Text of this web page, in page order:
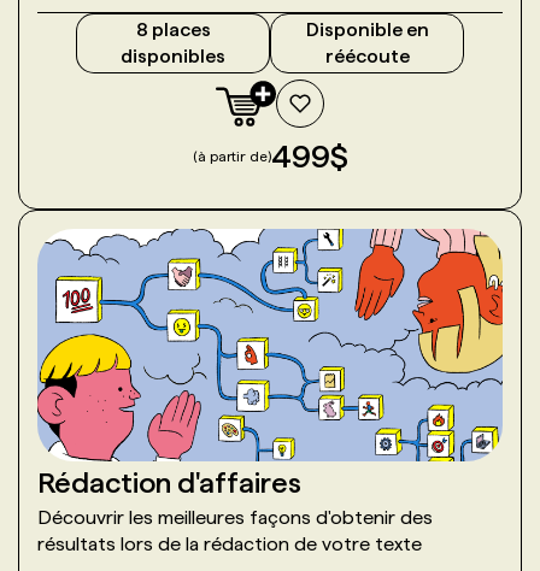
8 places
disponibles
Disponible en
réécoute
(à partir de)499$
Rédaction d'affaires
Découvrir les meilleures façons d'obtenir des
résultats lors de la rédaction de votre texte